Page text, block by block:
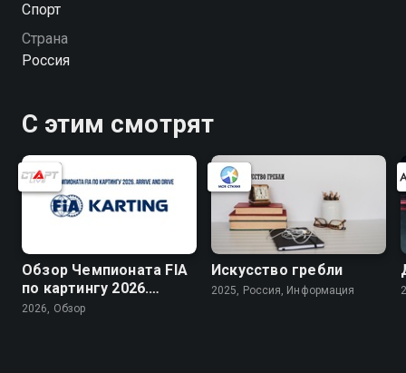
Спорт
Страна
Россия
С этим смотрят
Обзор Чемпионата FIA
по картингу 2026.
Arrive and Drive
2026, Обзор
Искусство гребли
2025, Россия, Информация